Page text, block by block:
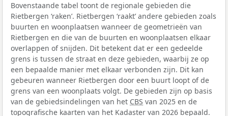
Bovenstaande tabel toont de regionale gebieden die
Rietbergen ‘raken’. Rietbergen ‘raakt’ andere gebieden zoals
buurten en woonplaatsen wanneer de geometrieën van
Rietbergen en die van de buurten en woonplaatsen elkaar
overlappen of snijden. Dit betekent dat er een gedeelde
grens is tussen de straat en deze gebieden, waarbij ze op
een bepaalde manier met elkaar verbonden zijn. Dit kan
gebeuren wanneer Rietbergen door een buurt loopt of de
grens van een woonplaats volgt. De gebieden zijn op basis
van de gebiedsindelingen van het CBS van 2025 en de
topografische kaarten van het Kadaster van 2026 bepaald.